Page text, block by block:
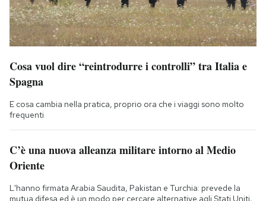
Cosa vuol dire “reintrodurre i controlli” tra Italia e
Spagna
E cosa cambia nella pratica, proprio ora che i viaggi sono molto
frequenti
C’è una nuova alleanza militare intorno al Medio
Oriente
L'hanno firmata Arabia Saudita, Pakistan e Turchia: prevede la
mutua difesa ed è un modo per cercare alternative agli Stati Uniti,